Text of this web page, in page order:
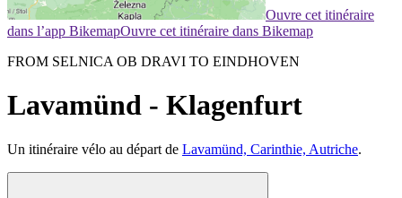
Ouvre cet itinéraire
dans l’app BikemapOuvre cet itinéraire dans Bikemap
FROM SELNICA OB DRAVI TO EINDHOVEN
Lavamünd - Klagenfurt
Un itinéraire vélo au départ de Lavamünd, Carinthie, Autriche.